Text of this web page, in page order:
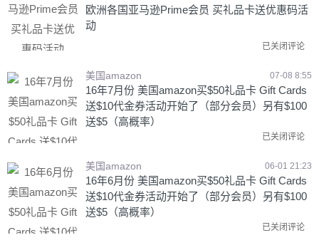
欧洲各国亚马逊Prime会员 买礼品卡送优惠码活
动
已关闭评论
美国amazon 07-08 8:55
16年7月份 美国amazon买$50礼品卡 Gift Cards
送$10代金券活动开始了（部分会员）另有$100
送$5（高概率）
已关闭评论
美国amazon 06-01 21:23
16年6月份 美国amazon买$50礼品卡 Gift Cards
送$10代金券活动开始了（部分会员）另有$100
送$5（高概率）
已关闭评论